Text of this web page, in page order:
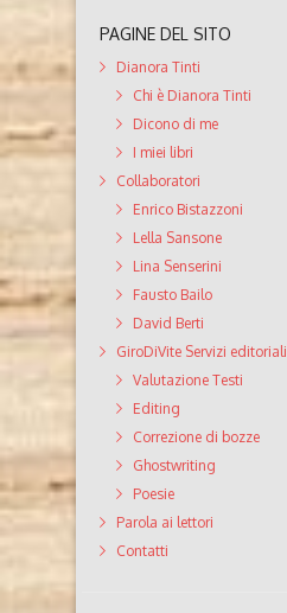
PAGINE DEL SITO
Dianora Tinti
Chi è Dianora Tinti
Dicono di me
I miei libri
Collaboratori
Enrico Bistazzoni
Lella Sansone
Lina Senserini
Fausto Bailo
David Berti
GiroDiVite Servizi editoriali
Valutazione Testi
Editing
Correzione di bozze
Ghostwriting
Poesie
Parola ai lettori
Contatti